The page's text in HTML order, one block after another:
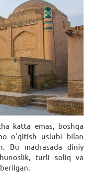
katta emas, boshqa
o‘qitish uslubi bilan
Bu madrasada diniy
turli soliq va